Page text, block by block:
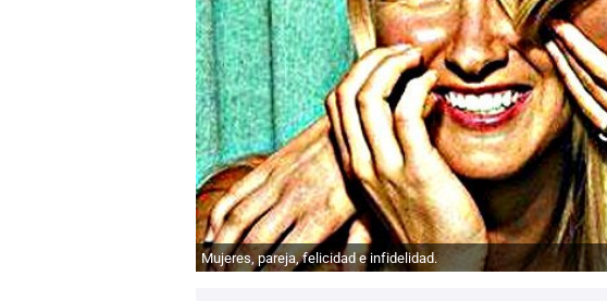
Mujeres, pareja, felicidad e infidelidad.